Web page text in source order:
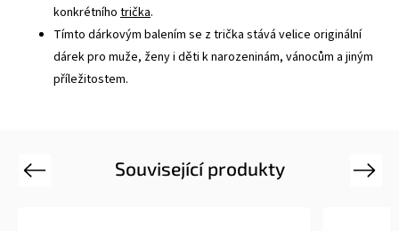
konkrétního trička.
Tímto dárkovým balením se z trička stává velice originální
dárek pro muže, ženy i děti k narozeninám, vánocům a jiným
příležitostem.
Související produkty
Previous Next